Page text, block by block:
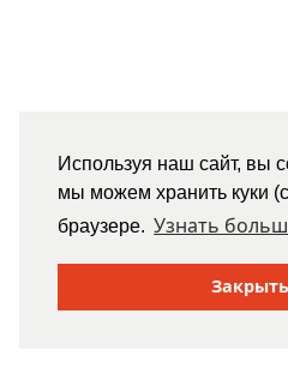
Используя наш сайт, вы
мы можем хранить куки
браузере. Узнать
Закрыть